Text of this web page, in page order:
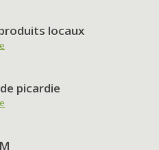
locaux
picardie